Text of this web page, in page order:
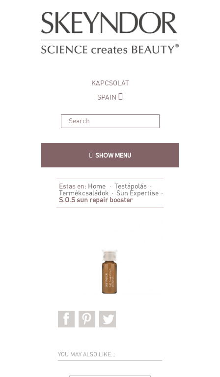
KAPCSOLAT
SPAIN
SHOW MENU
Estas en: Home · Testápolás ·
Termékcsaládok · Sun Expertise ·
S.O.S sun repair booster
YOU MAY ALSO LIKE...